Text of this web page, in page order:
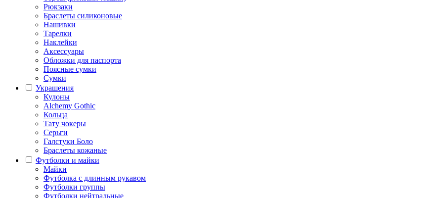
Рюкзаки
Браслеты силиконовые
Нашивки
Тарелки
Наклейки
Аксессуары
Обложки для паспорта
Поясные сумки
Сумки
Украшения
Кулоны
Alchemy Gothic
Кольца
Тату чокеры
Серьги
Галстуки Боло
Браслеты кожаные
Футболки и майки
Майки
Футболка с длинным рукавом
Футболки группы
Футболки нейтральные